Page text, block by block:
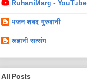
RuhaniMarg - YouTube
भजन शबद गुरुबानी
रूहानी सत्संग
All Posts